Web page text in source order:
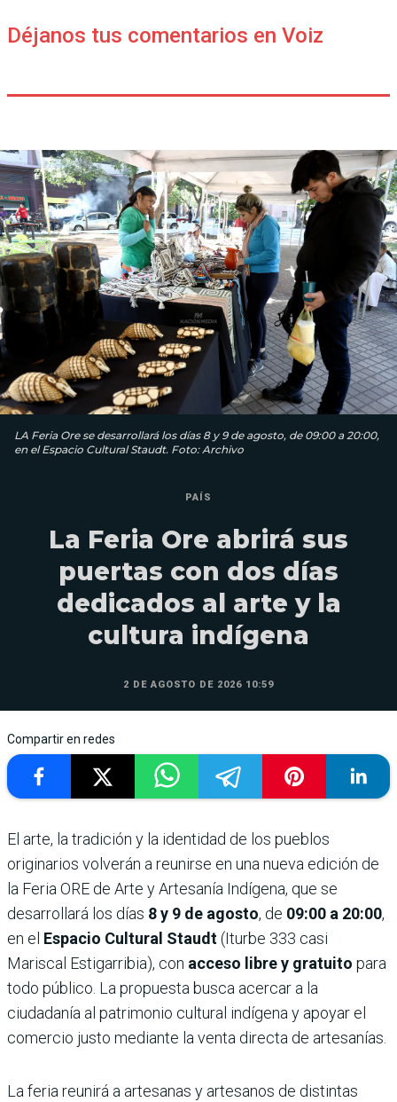
Déjanos tus comentarios en Voiz
LA Feria Ore se desarrollará los días 8 y 9 de agosto, de 09:00 a 20:00,
en el Espacio Cultural Staudt. Foto: Archivo
PAÍS
La Feria Ore abrirá sus
puertas con dos días
dedicados al arte y la
cultura indígena
2 DE AGOSTO DE 2026 10:59
Compartir en redes
El arte, la tradición y la identidad de los pueblos
originarios volverán a reunirse en una nueva edición de
la Feria ORE de Arte y Artesanía Indígena, que se
desarrollará los días 8 y 9 de agosto, de 09:00 a 20:00,
en el Espacio Cultural Staudt(Iturbe 333 casi
Mariscal Estigarribia), con acceso libre y gratuito para
todo público. La propuesta busca acercar a la
ciudadanía al patrimonio cultural indígena y apoyar el
comercio justo mediante la venta directa de artesanías.
La feria reunirá a artesanas y artesanos de distintas